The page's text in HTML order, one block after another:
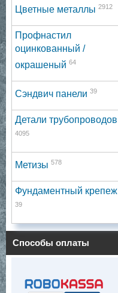
Цветные металлы 2912
Профнастил
оцинкованный /
окрашеный 64
Сэндвич панели 39
Детали трубопроводов
4095
Метизы 578
Фундаментный крепеж
39
Способы оплаты